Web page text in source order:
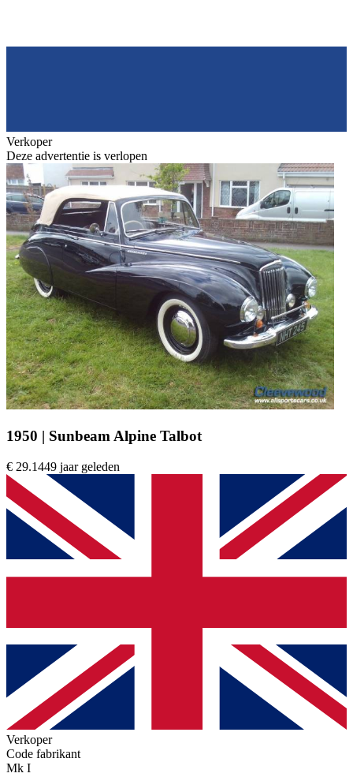
Verkoper
Deze advertentie is verlopen
1950 | Sunbeam Alpine Talbot
€ 29.1449 jaar geleden
Verkoper
Code fabrikant
Mk I